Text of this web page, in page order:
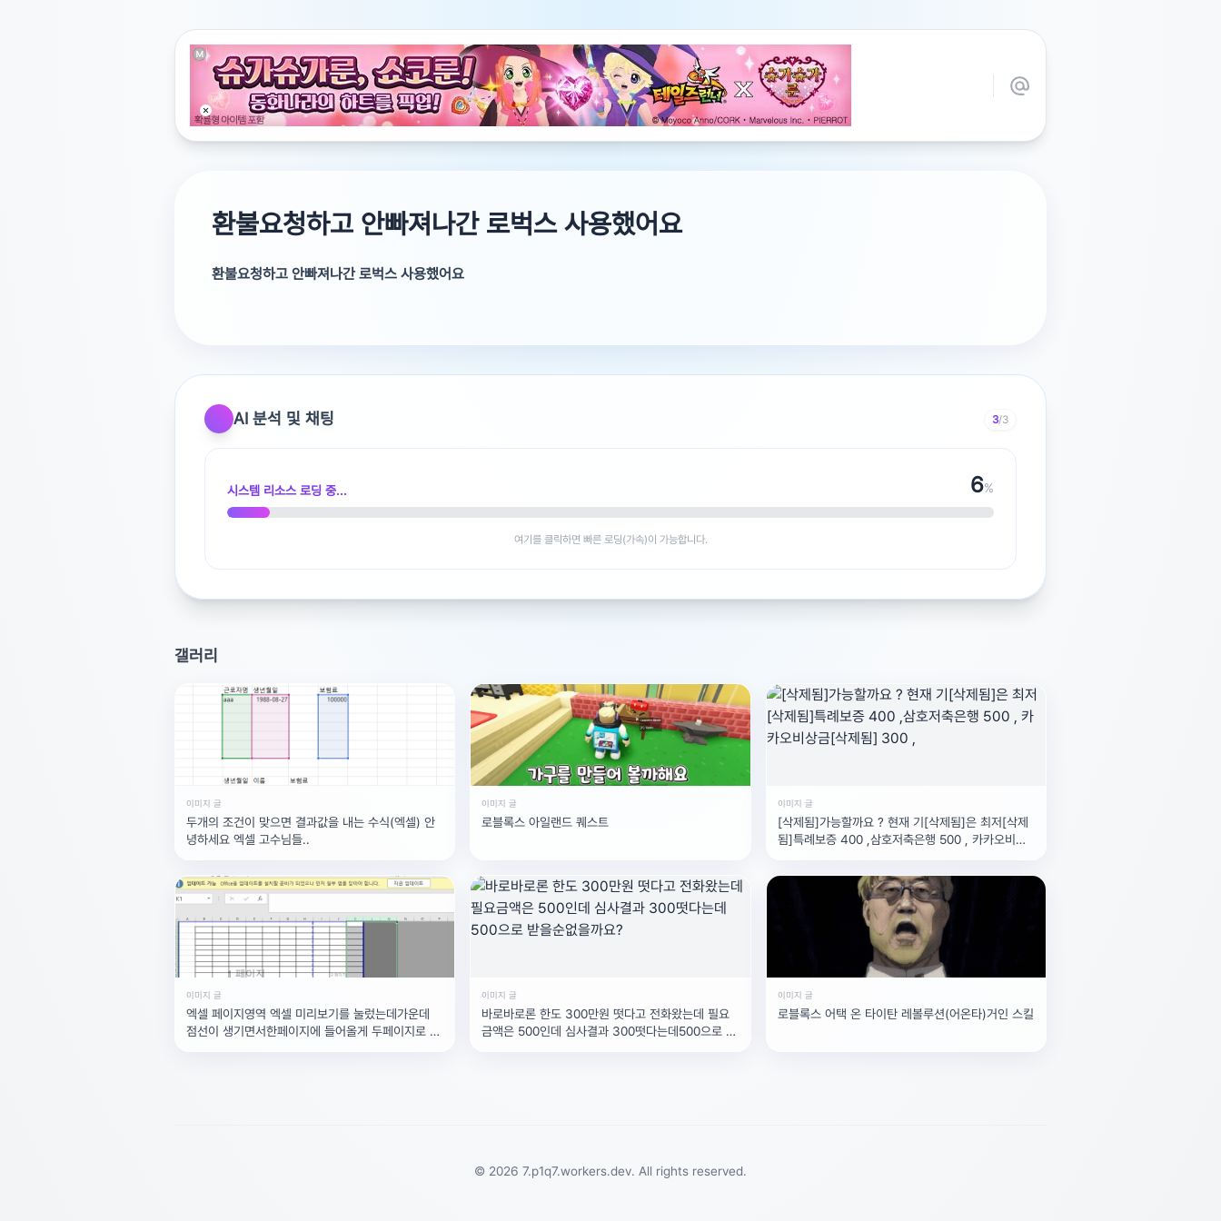
환불요청하고 안빠져나간 로벅스 사용했어요
환불요청하고 안빠져나간 로벅스 사용했어요
한 걱정은 이해해용!! 안전하게 사용해보시길 바래요!!
AI 분석 및 채팅 3/3
시스템 리소스 로딩 중... 7%
여기를 클릭하면 빠른 로딩(가속)이 가능합니다.
갤러리
이미지 글
두개의 조건이 맞으면 결과값을 내는 수식(엑셀) 안
녕하세요 엑셀 고수님들..
이미지 글
로블록스 아일랜드 퀘스트
이미지 글
[삭제됨]가능할까요 ? 현재 기[삭제됨]은 최저[삭제
됨]특례보증 400 ,삼호저축은행 500 , 카카오비상
이미지 글
엑셀 페이지영역 엑셀 미리보기를 눌렀는데가운데
점선이 생기면서한페이지에 들어올게 두페이지로 나
이미지 글
바로바로론 한도 300만원 떳다고 전화왔는데 필요
금액은 500인데 심사결과 300떳다는데500으로 받
이미지 글
로블록스 어택 온 타이탄 레볼루션(어온타)거인 스킬
© 2026 7.p1q7.workers.dev. All rights reserved.